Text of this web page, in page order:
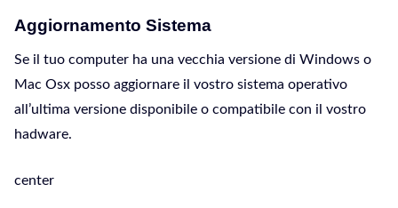
Aggiornamento Sistema
Se il tuo computer ha una vecchia versione di Windows o
Mac Osx posso aggiornare il vostro sistema operativo
all’ultima versione disponibile o compatibile con il vostro
hadware.
center